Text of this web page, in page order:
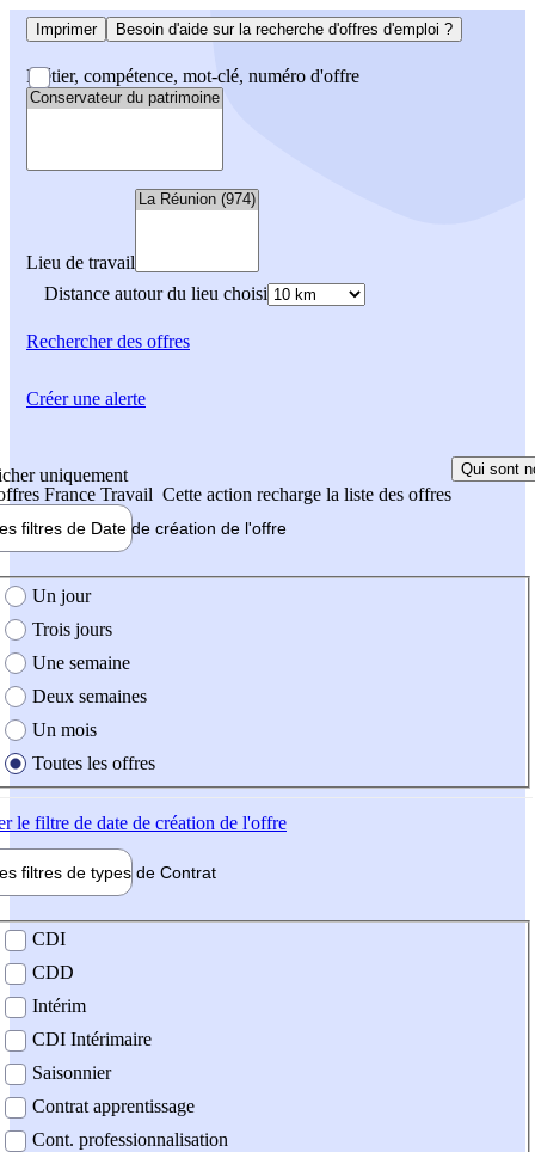
Imprimer Besoin d'aide sur la recherche d'offres d'emploi ?
Métier, compétence, mot-clé, numéro d'offre
Lieu de travail
Distance autour du lieu choisi
Rechercherdes offres
uniquement
France Travail Cette action recharge la liste des offres
Qui sont
filtres de Date de création de l'offre
création de l'offre
Un jour
Trois jours
Une semaine
Deux semaines
Un mois
Toutes les offres
le filtre de date de création de l'offre
filtres de types de Contrat
contrat
CDI
CDD
Intérim
CDI Intérimaire
Saisonnier
Contrat apprentissage
Cont. professionnalisation
Créer une alerte